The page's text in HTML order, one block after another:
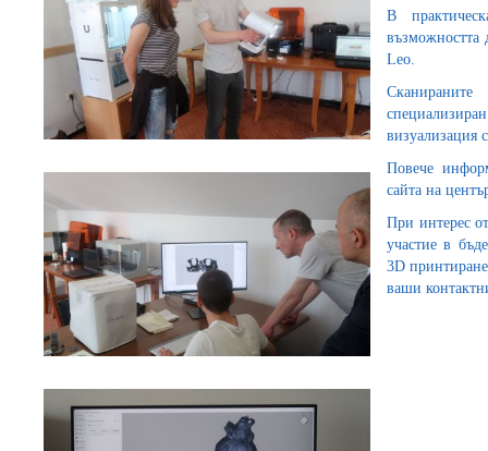
В
възможността
Leo.
визуализация
Повече
сайта на
При интерес
участие в
3D
ваши